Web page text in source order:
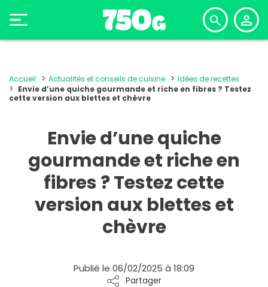
Accueil Actualités et conseils de cuisine
Idées de recettes
Envie d’une quiche gourmande et riche en fibres ? Testez
cette version aux blettes et chèvre
Envie d’une quiche
gourmande et riche en
fibres ? Testez cette
version aux blettes et
chèvre
Publié le 06/02/2025 à 18:09
Partager